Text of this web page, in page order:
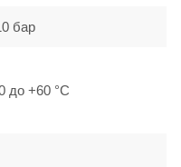
бар
до +60 °C